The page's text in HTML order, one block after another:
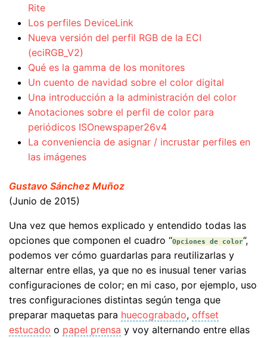
Rite
Los perfiles DeviceLink
Nueva versión del perfil RGB de la ECI
(eciRGB_V2)
Qué es la gamma de los monitores
Un cuento de navidad sobre el color digital
Una introducción a la administración del color
Anotaciones sobre el perfil de color para
periódicos ISOnewspaper26v4
La conveniencia de asignar / incrustar perfiles en
las imágenes
Gustavo Sánchez Muñoz
(Junio de 2015)
Una vez que hemos explicado y entendido todas las
opciones que componen el cuadro “Opciones de color”,
podemos ver cómo guardarlas para reutilizarlas y
alternar entre ellas, ya que no es inusual tener varias
configuraciones de color; en mi caso, por ejemplo, uso
tres configuraciones distintas según tenga que
preparar maquetas para huecograbado, offset
estucado o papel prensa y voy alternando entre ellas